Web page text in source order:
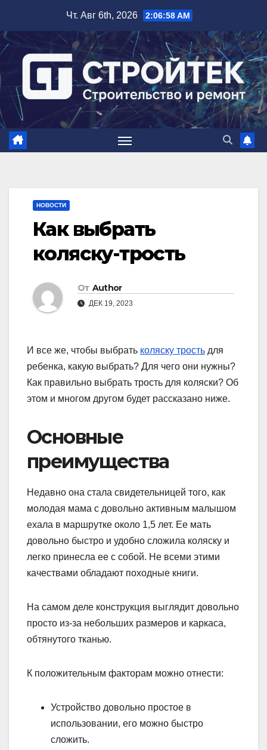
содержимому
Чт. Авг 6th, 2026 2:06:58 AM
НОВОСТИ
Как выбрать
коляску-трость
От Author
ДЕК 19, 2023
И все же, чтобы выбрать коляску трость для
ребенка, какую выбрать? Для чего они нужны?
Как правильно выбрать трость для коляски? Об
этом и многом другом будет рассказано ниже.
Основные
преимущества
Недавно она стала свидетельницей того, как
молодая мама с довольно активным малышом
ехала в маршрутке около 1,5 лет. Ее мать
довольно быстро и удобно сложила коляску и
легко принесла ее с собой. Не всеми этими
качествами обладают походные книги.
На самом деле конструкция выглядит довольно
просто из-за небольших размеров и каркаса,
обтянутого тканью.
К положительным факторам можно отнести:
Устройство довольно простое в
использовании, его можно быстро
сложить.